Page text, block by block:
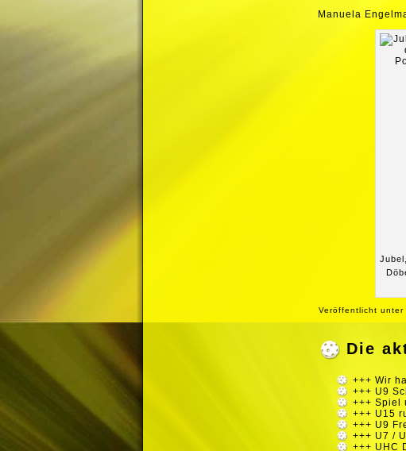
Manuela
Veröffentlicht unter
Die
+++ Wir
+++ U9
+++ Spiel
+++ U15
+++ U9
+++ U7 /
+++ UHC